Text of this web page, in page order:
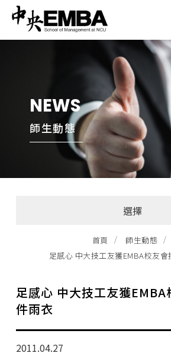
NEWS
師生動態
選擇
全部消息
EMBA招生公告
行政公告
師生動態
首頁
師生動態
足感心 中大技工友獲EMBA校友
足感心 中大技工友獲EMBA
件雨衣
2011.04.27